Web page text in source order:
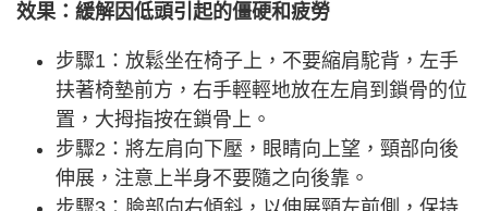
效果：緩解因低頭引起的僵硬和疲勞
步驟1：放鬆坐在椅子上，不要縮肩駝背，左手
扶著椅墊前方，右手輕輕地放在左肩到鎖骨的位
置，大拇指按在鎖骨上。
步驟2：將左肩向下壓，眼睛向上望，頸部向後
伸展，注意上半身不要隨之向後靠。